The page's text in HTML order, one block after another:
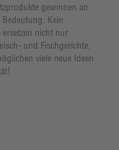
gewinnen an
Kein
nicht nur
und Fischgerichte,
viele neue Ideen